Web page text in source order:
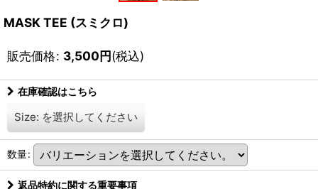
MASK TEE (スミクロ)
販売価格: 3,500円(税込)
在庫確認はこちら
Size: を選択してください
数量:
返品特約に関する重要事項